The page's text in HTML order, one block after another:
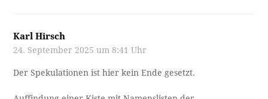
Karl Hirsch
24. September 2025 um 8:41 Uhr
Der Spekulationen ist hier kein Ende gesetzt.